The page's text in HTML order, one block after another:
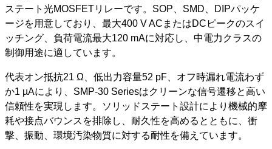
ステート光MOSFETリレーです。SOP、SMD、DIPパッケ
ージを用意しており、最大400 V ACまたはDCピークのスイ
ッチング、負荷電流最大120 mAに対応し、中電力クラスの
制御用途に適しています。
代表オン抵抗21 Ω、低出力容量52 pF、オフ時漏れ電流わず
か1 µAにより、SMP-30 Seriesはクリーンな信号遷移と高い
信頼性を実現します。ソリッドステート設計により機械的摩
耗や接点バウンスを排除し、耐久性を高めるとともに、衝
撃、振動、環境汚染物質に対する耐性を備えています。